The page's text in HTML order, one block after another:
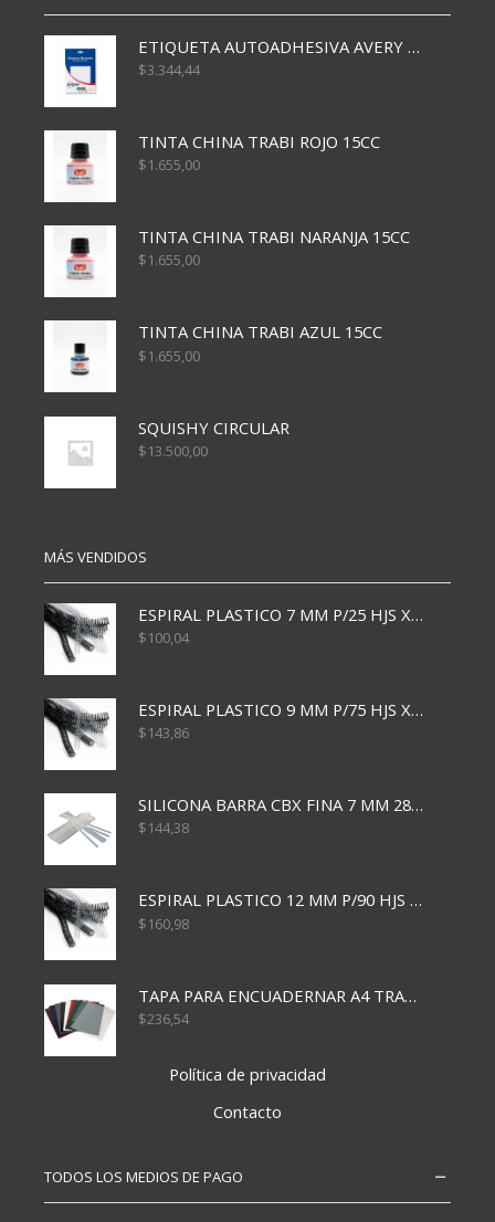
ETIQUETA AUTOADHESIVA AVERY 3026 30H 20 X 70
$3.344,44
TINTA CHINA TRABI ROJO 15CC
$1.655,00
TINTA CHINA TRABI NARANJA 15CC
$1.655,00
TINTA CHINA TRABI AZUL 15CC
$1.655,00
SQUISHY CIRCULAR
$13.500,00
MÁS VENDIDOS
ESPIRAL PLASTICO 7 MM P/25 HJS X50x3000
$100,04
ESPIRAL PLASTICO 9 MM P/75 HJS X50X2400
$143,86
SILICONA BARRA CBX FINA 7 MM 28 CM
$144,38
ESPIRAL PLASTICO 12 MM P/90 HJS X50X1500
$160,98
TAPA PARA ENCUADERNAR A4 TRANSP x50x500
$236,54
Política de privacidad
Contacto
TODOS LOS MEDIOS DE PAGO